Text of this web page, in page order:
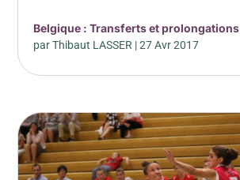
Belgique : Transferts et prolongations
parThibaut LASSER |27 Avr 2017